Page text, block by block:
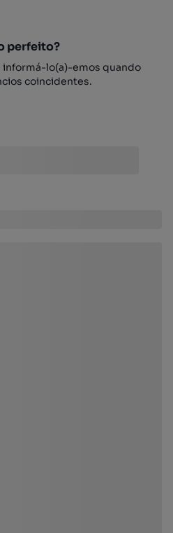
perfeito?
informá-lo(a)-emos quando
coincidentes.